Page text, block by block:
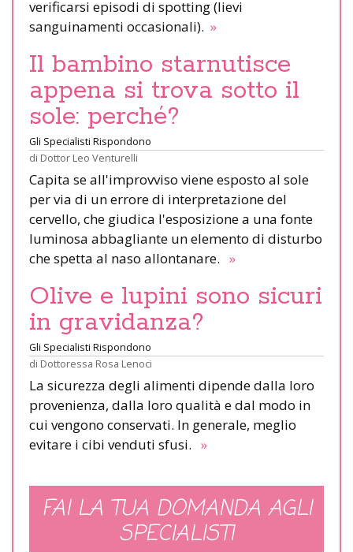
verificarsi episodi di spotting (lievi
sanguinamenti occasionali). »
Il bambino starnutisce
appena si trova sotto il
sole: perché?
Gli Specialisti Rispondono
di Dottor Leo Venturelli
Capita se all'improvviso viene esposto al sole
per via di un errore di interpretazione del
cervello, che giudica l'esposizione a una fonte
luminosa abbagliante un elemento di disturbo
che spetta al naso allontanare. »
Olive e lupini sono sicuri
in gravidanza?
Gli Specialisti Rispondono
di Dottoressa Rosa Lenoci
La sicurezza degli alimenti dipende dalla loro
provenienza, dalla loro qualità e dal modo in
cui vengono conservati. In generale, meglio
evitare i cibi venduti sfusi. »
FAI LA TUA DOMANDA AGLI
SPECIALISTI